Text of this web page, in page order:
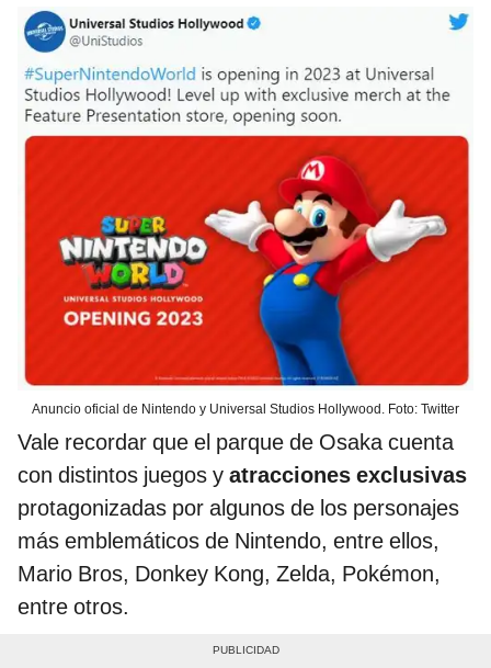
Anuncio oficial de Nintendo y Universal Studios Hollywood. Foto: Twitter
Vale recordar que el parque de Osaka cuenta
con distintos juegos y atracciones exclusivas
protagonizadas por algunos de los personajes
más emblemáticos de Nintendo, entre ellos,
Mario Bros, Donkey Kong, Zelda, Pokémon,
entre otros.